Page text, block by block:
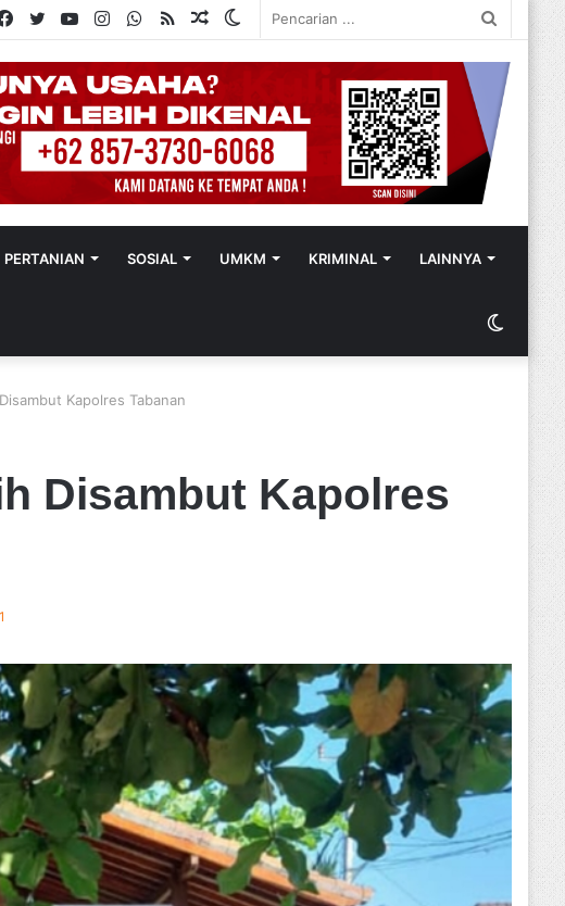
Switch
Random
RSS
WhatsApp
Instagram
YouTube
Twitter
Facebook
PERTANIAN SOSIAL UMKM KRIMINAL LAINNYA
Switch
skin
Kapolres Tabanan
Disambut Kapolres